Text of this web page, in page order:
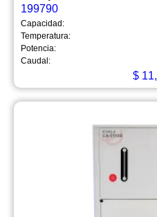
199790
Capacidad:
Temperatura:
Potencia:
Caudal:
$